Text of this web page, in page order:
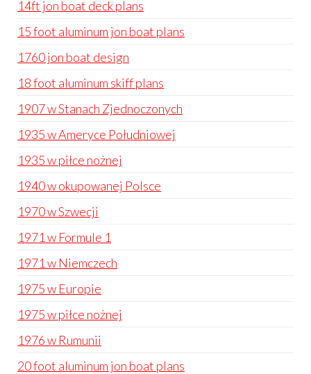
14ft jon boat deck plans
15 foot aluminum jon boat plans
1760 jon boat design
18 foot aluminum skiff plans
1907 w Stanach Zjednoczonych
1935 w Ameryce Południowej
1935 w piłce nożnej
1940 w okupowanej Polsce
1970 w Szwecji
1971 w Formule 1
1971 w Niemczech
1975 w Europie
1975 w piłce nożnej
1976 w Rumunii
20 foot aluminum jon boat plans